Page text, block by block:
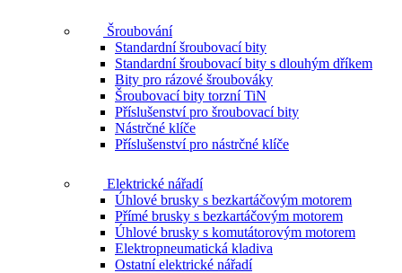
Šroubování
Standardní šroubovací bity
Standardní šroubovací bity s dlouhým dříkem
Bity pro rázové šroubováky
Šroubovací bity torzní TiN
Příslušenství pro šroubovací bity
Nástrčné klíče
Příslušenství pro nástrčné klíče
Elektrické nářadí
Úhlové brusky s bezkartáčovým motorem
Přímé brusky s bezkartáčovým motorem
Úhlové brusky s komutátorovým motorem
Elektropneumatická kladiva
Ostatní elektrické nářadí